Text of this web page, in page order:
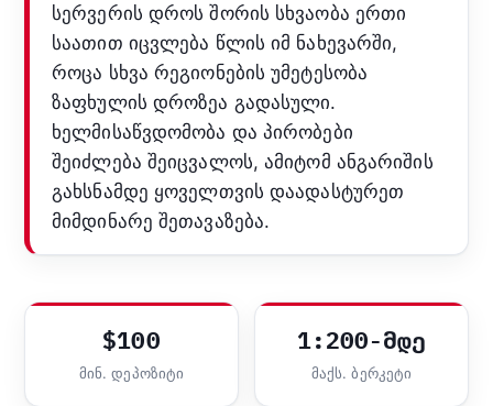
სერვერის დროს შორის სხვაობა ერთი
საათით იცვლება წლის იმ ნახევარში,
როცა სხვა რეგიონების უმეტესობა
ზაფხულის დროზეა გადასული.
ხელმისაწვდომობა და პირობები
შეიძლება შეიცვალოს, ამიტომ ანგარიშის
გახსნამდე ყოველთვის დაადასტურეთ
მიმდინარე შეთავაზება.
$100
მინ. დეპოზიტი
1:200-მდე
მაქს. ბერკეტი